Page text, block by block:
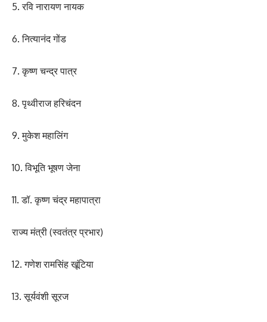
5. रवि नारायण नायक
6. नित्यानंद गोंड
7. कृष्ण चन्द्र पात्र
8. पृथ्वीराज हरिचंदन
9. मुकेश महालिंग
10. विभूति भूषण जेना
11. डॉ. कृष्ण चंद्र महापात्रा
राज्य मंत्री (स्वतंत्र प्रभार)
12. गणेश रामसिंह खूंटिया
13. सूर्यवंशी सूरज